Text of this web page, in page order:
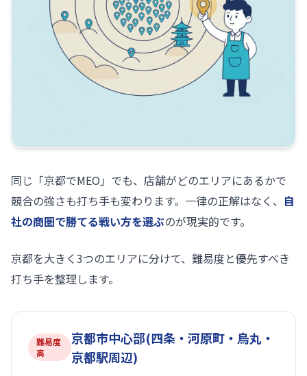
同じ「京都でMEO」でも、店舗がどのエリアにあるかで
競合の強さも打ち手も変わります。一律の正解はなく、 自
社の商圏で勝てる戦い方を選ぶのが現実的です。
京都を大きく3つのエリアに分けて、難易度と優先すべき
打ち手を整理します。
難易度
高
京都市中心部(四条・河原町・烏丸・
京都駅周辺)